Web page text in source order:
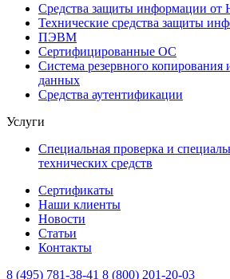
Средства защиты информации
Технические средства защиты
ПЭВМ
Сертифицированные ОС
Система резервного копирования
данных
Средства аутентификации
Услуги
Специальная проверка и
технических средств
Сертификаты
Наши клиенты
Новости
Статьи
Контакты
8 (495) 781-38-41 8 (800) 201-20-03